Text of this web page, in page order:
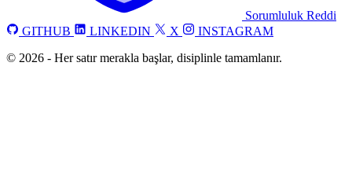
Sorumluluk Reddi
GITHUB
LINKEDIN X
INSTAGRAM
© 2026 - Her satır merakla başlar, disiplinle tamamlanır.